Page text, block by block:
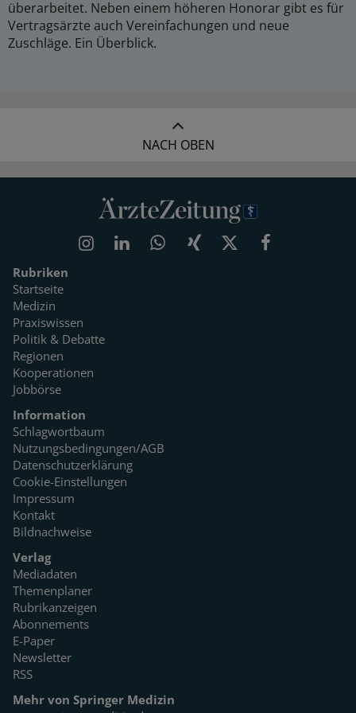
überarbeitet. Neben einem höheren Honorar gibt es für
Vertragsärzte auch Vereinfachungen und neue
Zuschläge. Ein Überblick.
NACH OBEN
Rubriken
Startseite
Medizin
Praxiswissen
Politik & Debatte
Regionen
Kooperationen
Jobbörse
Information
Schlagwortbaum
Nutzungsbedingungen/AGB
Datenschutzerklärung
Cookie-Einstellungen
Impressum
Kontakt
Bildnachweise
Verlag
Mediadaten
Themenplaner
Rubrikanzeigen
Abonnements
E-Paper
Newsletter
RSS
Mehr von Springer Medizin